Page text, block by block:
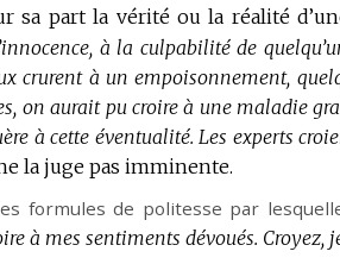
sa part la vérité ou la réalité
à la culpabilité de
crurent à un empoisonnement,
on aurait pu croire à une maladie
à cette éventualité. Les experts
la juge pas imminente.
formules de politesse par
à mes sentiments dévoués. Croyez,